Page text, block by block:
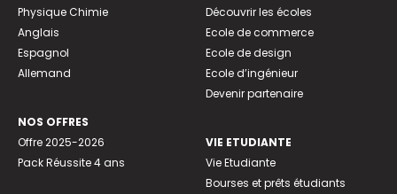
Physique Chimie
Anglais
Espagnol
Allemand
NOS OFFRES
Offre 2025-2026
Pack Réussite 4 ans
Découvrir les écoles
Ecole de commerce
Ecole de design
Ecole d’ingénieur
Devenir partenaire
VIE ETUDIANTE
Vie Etudiante
Bourses et prêts étudiants